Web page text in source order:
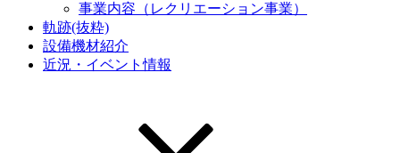
事業内容（レクリエーション事業）
軌跡(抜粋)
設備機材紹介
近況・イベント情報